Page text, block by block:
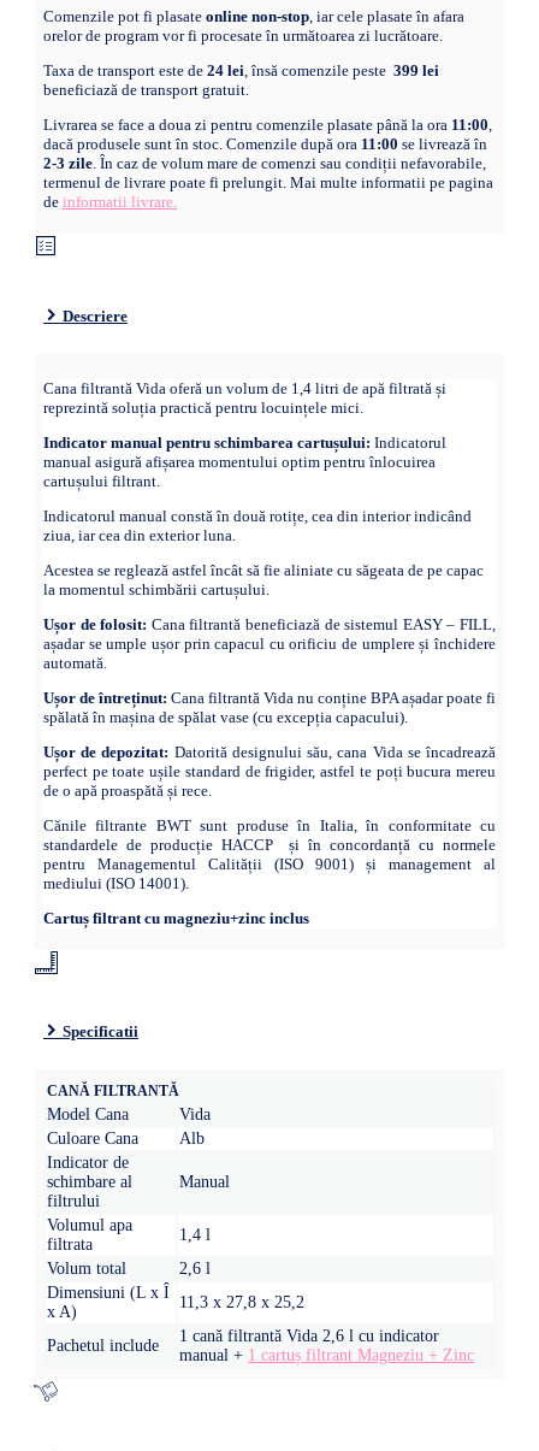
Comenzile pot fi plasate online non-stop, iar cele plasate în afara
orelor de program vor fi procesate în următoarea zi lucrătoare.
Taxa de transport este de 24 lei, însă comenzile peste 399 lei
beneficiază de transport gratuit.
Livrarea se face a doua zi pentru comenzile plasate până la ora 11:00,
dacă produsele sunt în stoc. Comenzile după ora 11:00 se livrează în
2-3 zile. În caz de volum mare de comenzi sau condiții nefavorabile,
termenul de livrare poate fi prelungit. Mai multe informatii pe pagina
de informatii livrare.
Descriere
Cana filtrantă Vida oferă un volum de 1,4 litri de apă filtrată și
reprezintă soluția practică pentru locuințele mici.
Indicator manual pentru schimbarea cartușului: Indicatorul
manual asigură afișarea momentului optim pentru înlocuirea
cartușului filtrant.
Indicatorul manual constă în două rotițe, cea din interior indicând
ziua, iar cea din exterior luna.
Acestea se reglează astfel încât să fie aliniate cu săgeata de pe capac
la momentul schimbării cartușului.
Ușor de folosit: Cana filtrantă beneficiază de sistemul EASY – FILL,
așadar se umple ușor prin capacul cu orificiu de umplere și închidere
automată.
Ușor de întreținut: Cana filtrantă Vida nu conține BPA așadar poate fi
spălată în mașina de spălat vase (cu excepția capacului).
Ușor de depozitat: Datorită designului său, cana Vida se încadrează
perfect pe toate ușile standard de frigider, astfel te poți bucura mereu
de o apă proaspătă și rece.
Cănile filtrante BWT sunt produse în Italia, în conformitate cu
standardele de producție HACCP și în concordanță cu normele
pentru Managementul Calității (ISO 9001) și management al
mediului (ISO 14001).
Cartuș filtrant cu magneziu+zinc inclus
Specificatii
CANĂ FILTRANTĂ
Model Cana
Vida
Culoare Cana
Alb
Indicator de
schimbare al
filtrului
Manual
Volumul apa
filtrata
1,4 l
Volum total
2,6 l
Dimensiuni (L x Î
x A)
11,3 x 27,8 x 25,2
Pachetul include
1 cană filtrantă Vida 2,6 l cu indicator
manual + 1 cartuș filtrant Magneziu + Zinc